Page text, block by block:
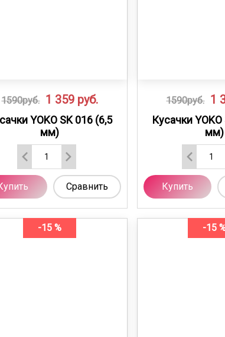
1590руб. 1 359 руб.
YOKO SK 016 (6,5
мм)
Сравнить
1590руб. 1
Кусачки
мм)
Купить
-15 % -15